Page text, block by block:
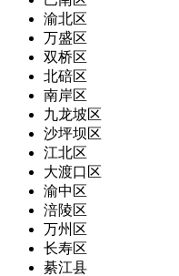
渝北区
万盛区
双桥区
北碚区
南岸区
九龙坡区
沙坪坝区
江北区
大渡口区
渝中区
涪陵区
万州区
长寿区
綦江县